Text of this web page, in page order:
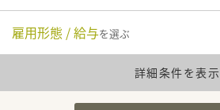
雇用形態 / 給与を選ぶ
詳細条件を表示